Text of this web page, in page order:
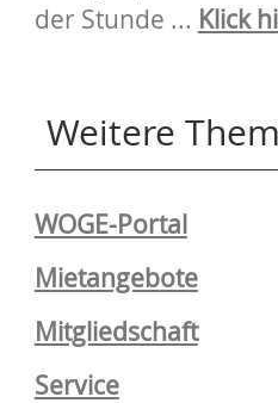
der Stunde ... Klick
Weitere
Navigation
überspringen
WOGE-Portal
Mietangebote
Mitgliedschaft
Service